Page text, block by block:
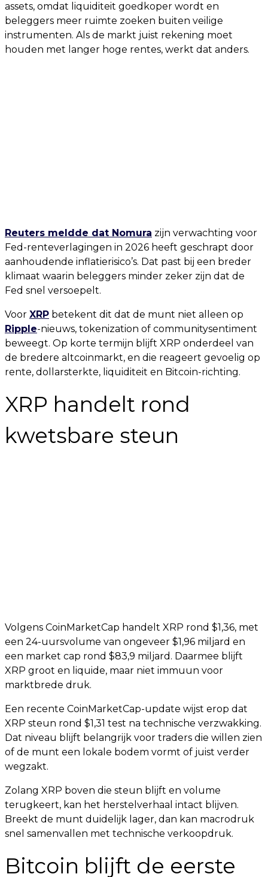
assets, omdat liquiditeit goedkoper wordt en
beleggers meer ruimte zoeken buiten veilige
instrumenten. Als de markt juist rekening moet
houden met langer hoge rentes, werkt dat anders.
Reuters meldde dat Nomura zijn verwachting voor
Fed-renteverlagingen in 2026 heeft geschrapt door
aanhoudende inflatierisico’s. Dat past bij een breder
klimaat waarin beleggers minder zeker zijn dat de
Fed snel versoepelt.
Voor XRP betekent dit dat de munt niet alleen op
Ripple-nieuws, tokenization of communitysentiment
beweegt. Op korte termijn blijft XRP onderdeel van
de bredere altcoinmarkt, en die reageert gevoelig op
rente, dollarsterkte, liquiditeit en Bitcoin-richting.
XRP handelt rond
kwetsbare steun
Volgens CoinMarketCap handelt XRP rond $1,36, met
een 24-uursvolume van ongeveer $1,96 miljard en
een market cap rond $83,9 miljard. Daarmee blijft
XRP groot en liquide, maar niet immuun voor
marktbrede druk.
Een recente CoinMarketCap-update wijst erop dat
XRP steun rond $1,31 test na technische verzwakking.
Dat niveau blijft belangrijk voor traders die willen zien
of de munt een lokale bodem vormt of juist verder
wegzakt.
Zolang XRP boven die steun blijft en volume
terugkeert, kan het herstelverhaal intact blijven.
Breekt de munt duidelijk lager, dan kan macrodruk
snel samenvallen met technische verkoopdruk.
Bitcoin blijft de eerste